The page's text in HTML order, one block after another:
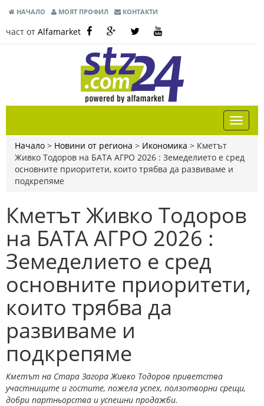
НАЧАЛО МОЯТ ПРОФИЛ КОНТАКТИ
част от Alfamarket
Начало > Новини от региона > Икономика > Кметът
Живко Тодоров на БАТА АГРО 2026 : Земеделието е сред
основните приоритети, които трябва да развиваме и
подкрепяме
Кметът Живко Тодоров
на БАТА АГРО 2026 :
Земеделието е сред
основните приоритети,
които трябва да
развиваме и
подкрепяме
Кметът на Стара Загора Живко Тодоров приветства
участниците и гостите, пожела успех, ползотворни срещи,
добри партньорства и успешни продажби.